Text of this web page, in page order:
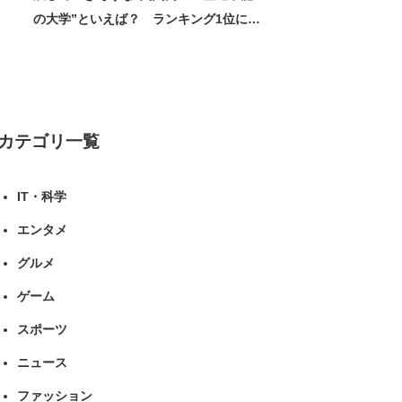
の大学”といえば？ ランキング1位に学
カテゴリ一覧
IT・科学
エンタメ
グルメ
ゲーム
スポーツ
ニュース
ファッション